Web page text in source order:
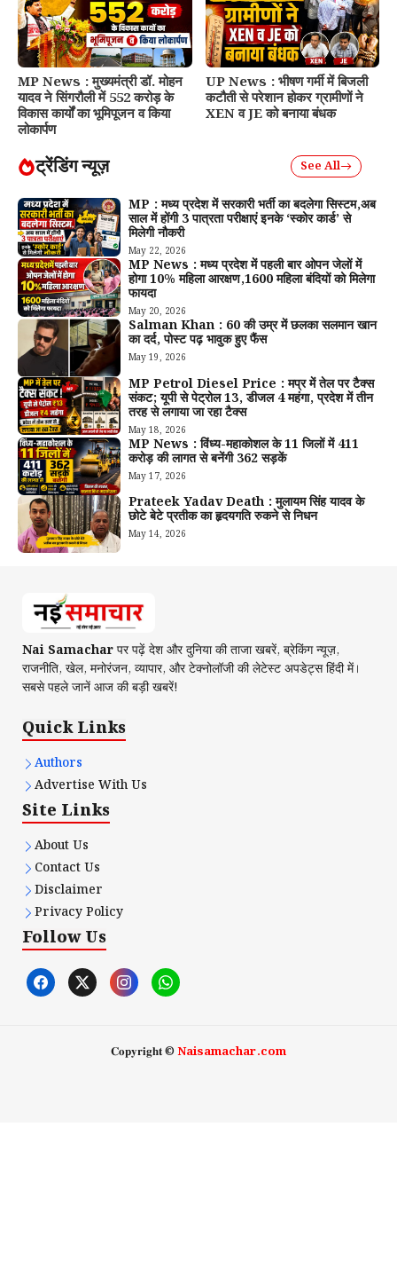
MP News : मुख्यमंत्री डॉ. मोहन
यादव ने सिंगरौली में 552 करोड़ के
विकास कार्यों का भूमिपूजन व किया
लोकार्पण
UP News : भीषण गर्मी में बिजली
कटौती से परेशान होकर ग्रामीणों ने
XEN व JE को बनाया बंधक
ट्रेंडिंग न्यूज़ See All
MP : मध्य प्रदेश में सरकारी भर्ती का बदलेगा सिस्टम,अब
साल में होंगी 3 पात्रता परीक्षाएं इनके ‘स्कोर कार्ड’ से
मिलेगी नौकरी
May 22, 2026
MP News : मध्य प्रदेश में पहली बार ओपन जेलों में
होगा 10% महिला आरक्षण,1600 महिला बंदियों को मिलेगा
फायदा
May 20, 2026
Salman Khan : 60 की उम्र में छलका सलमान खान
का दर्द, पोस्ट पढ़ भावुक हुए फैंस
May 19, 2026
MP Petrol Diesel Price : मप्र में तेल पर टैक्स
संकट; यूपी से पेट्रोल ₹13, डीजल ₹4 महंगा, प्रदेश में तीन
तरह से लगाया जा रहा टैक्स
May 18, 2026
MP News : विंध्य-महाकोशल के 11 जिलों में 411
करोड़ की लागत से बनेंगी 362 सड़कें
May 17, 2026
Prateek Yadav Death : मुलायम सिंह यादव के
छोटे बेटे प्रतीक का हृदयगति रुकने से निधन
May 14, 2026
Nai Samacharपर पढ़ें देश और दुनिया की ताजा खबरें, ब्रेकिंग न्यूज़,
राजनीति, खेल, मनोरंजन, व्यापार, और टेक्नोलॉजी की लेटेस्ट अपडेट्स हिंदी में।
सबसे पहले जानें आज की बड़ी खबरें!
Quick Links
Authors
Advertise With Us
Site Links
About Us
Contact Us
Disclaimer
Privacy Policy
Follow Us
𝐂𝐨𝐩𝐲𝐫𝐢𝐠𝐡𝐭 ©Naisamachar.com